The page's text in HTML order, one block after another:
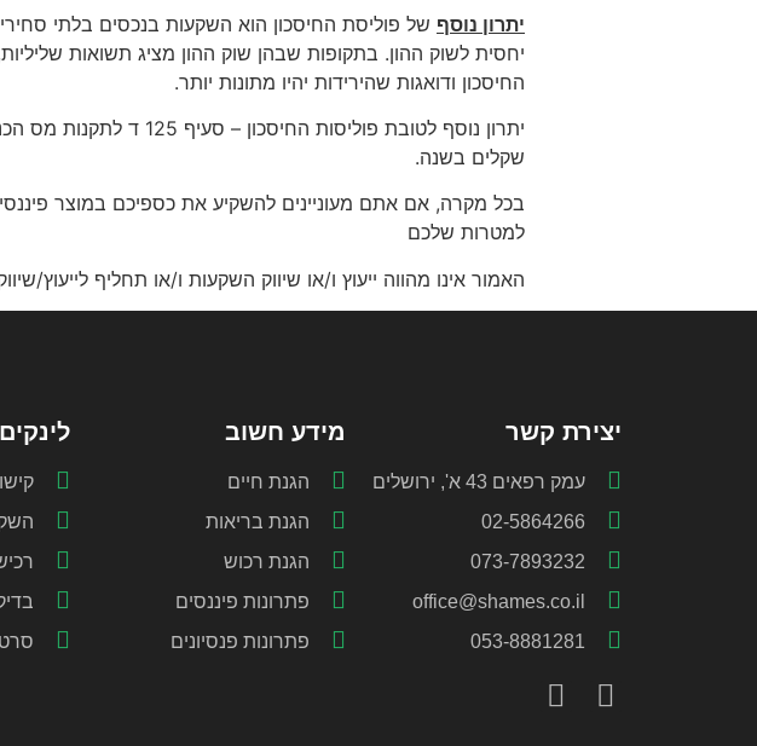
יתרון נוסף של פוליסת החיסכון הוא השקעות בנכסים בלתי
יחסית לשוק ההון. בתקופות שבהן שוק ההון מציג תשואות
החיסכון ודואגות שהירידות יהיו מתונות יותר.
שקלים בשנה.
בכל מקרה, אם אתם מעוניינים להשקיע את כספיכם במוצר
למטרות שלכם
האמור אינו מהווה ייעוץ ו/או שיווק השקעות ו/או תחליף
יצירת קשר
עמק רפאים 43 א', ירושלים
02-5864266
073-7893232
office@shames.co.il
053-8881281
מידע חשוב
הגנת חיים
הגנת בריאות
הגנת רכוש
פתרונות פיננסים
פתרונות פנסיונים
לינקים